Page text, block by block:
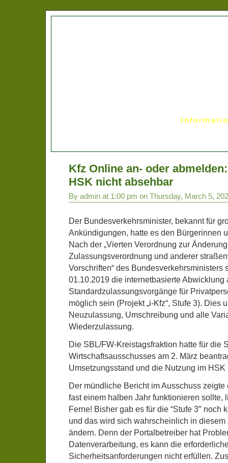
Kfz Online an- oder
HSK nicht absehbar
By admin at 1:00 pm on Thursday, March 5,
Der Bundesverkehrsminister, bekannt für
Ankündigungen, hatte es den Bürgerinnen
Nach der „Vierten Verordnung zur
Zulassungsverordnung und anderer
Vorschriften“ des Bundesverkehrsministers
01.10.2019 die internetbasierte Abwicklung
Standardzulassungsvorgänge für
möglich sein (Projekt „i-Kfz“, Stufe 3). Dies
Neuzulassung, Umschreibung und alle
Wiederzulassung.
Die SBL/FW-Kreistagsfraktion hatte für die
Wirtschaftsausschusses am 2. März
Umsetzungsstand und die Nutzung im
Der mündliche Bericht im Ausschuss zeigte
fast einem halben Jahr funktionieren sollte,
Ferne! Bisher gab es für die “Stufe 3″ noch
und das wird sich wahrscheinlich in diesem
ändern. Denn der Portalbetreiber hat
Datenverarbeitung, es kann die
Sicherheitsanforderungen nicht erfüllen.